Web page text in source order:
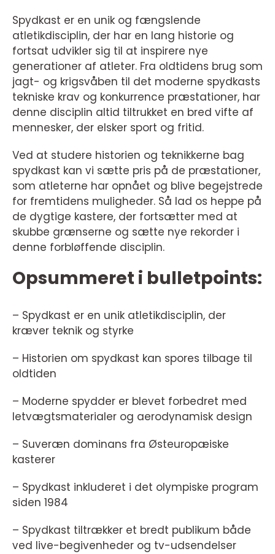
Spydkast er en unik og fængslende
atletikdisciplin, der har en lang historie og
fortsat udvikler sig til at inspirere nye
generationer af atleter. Fra oldtidens brug som
jagt- og krigsvåben til det moderne spydkasts
tekniske krav og konkurrence præstationer, har
denne disciplin altid tiltrukket en bred vifte af
mennesker, der elsker sport og fritid.
Ved at studere historien og teknikkerne bag
spydkast kan vi sætte pris på de præstationer,
som atleterne har opnået og blive begejstrede
for fremtidens muligheder. Så lad os heppe på
de dygtige kastere, der fortsætter med at
skubbe grænserne og sætte nye rekorder i
denne forbløffende disciplin.
Opsummeret i bulletpoints:
– Spydkast er en unik atletikdisciplin, der
kræver teknik og styrke
– Historien om spydkast kan spores tilbage til
oldtiden
– Moderne spydder er blevet forbedret med
letvægtsmaterialer og aerodynamisk design
– Suveræn dominans fra Østeuropæiske
kasterer
– Spydkast inkluderet i det olympiske program
siden 1984
– Spydkast tiltrækker et bredt publikum både
ved live-begivenheder og tv-udsendelser